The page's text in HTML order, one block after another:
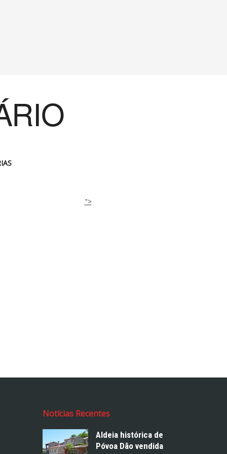
">
Notícias Recentes
Aldeia histórica de
Póvoa Dão vendida